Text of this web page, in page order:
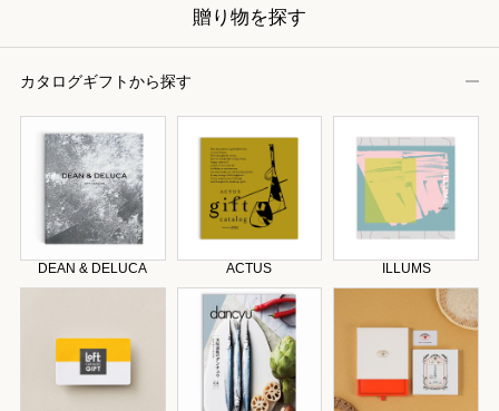
贈り物を探す
カタログギフトから探す
DEAN & DELUCA ACTUS ILLUMS